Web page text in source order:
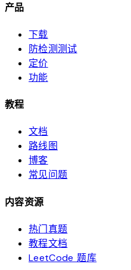
产品
下载
防检测测试
定价
功能
教程
文档
路线图
博客
常见问题
内容资源
热门真题
教程文档
LeetCode 题库